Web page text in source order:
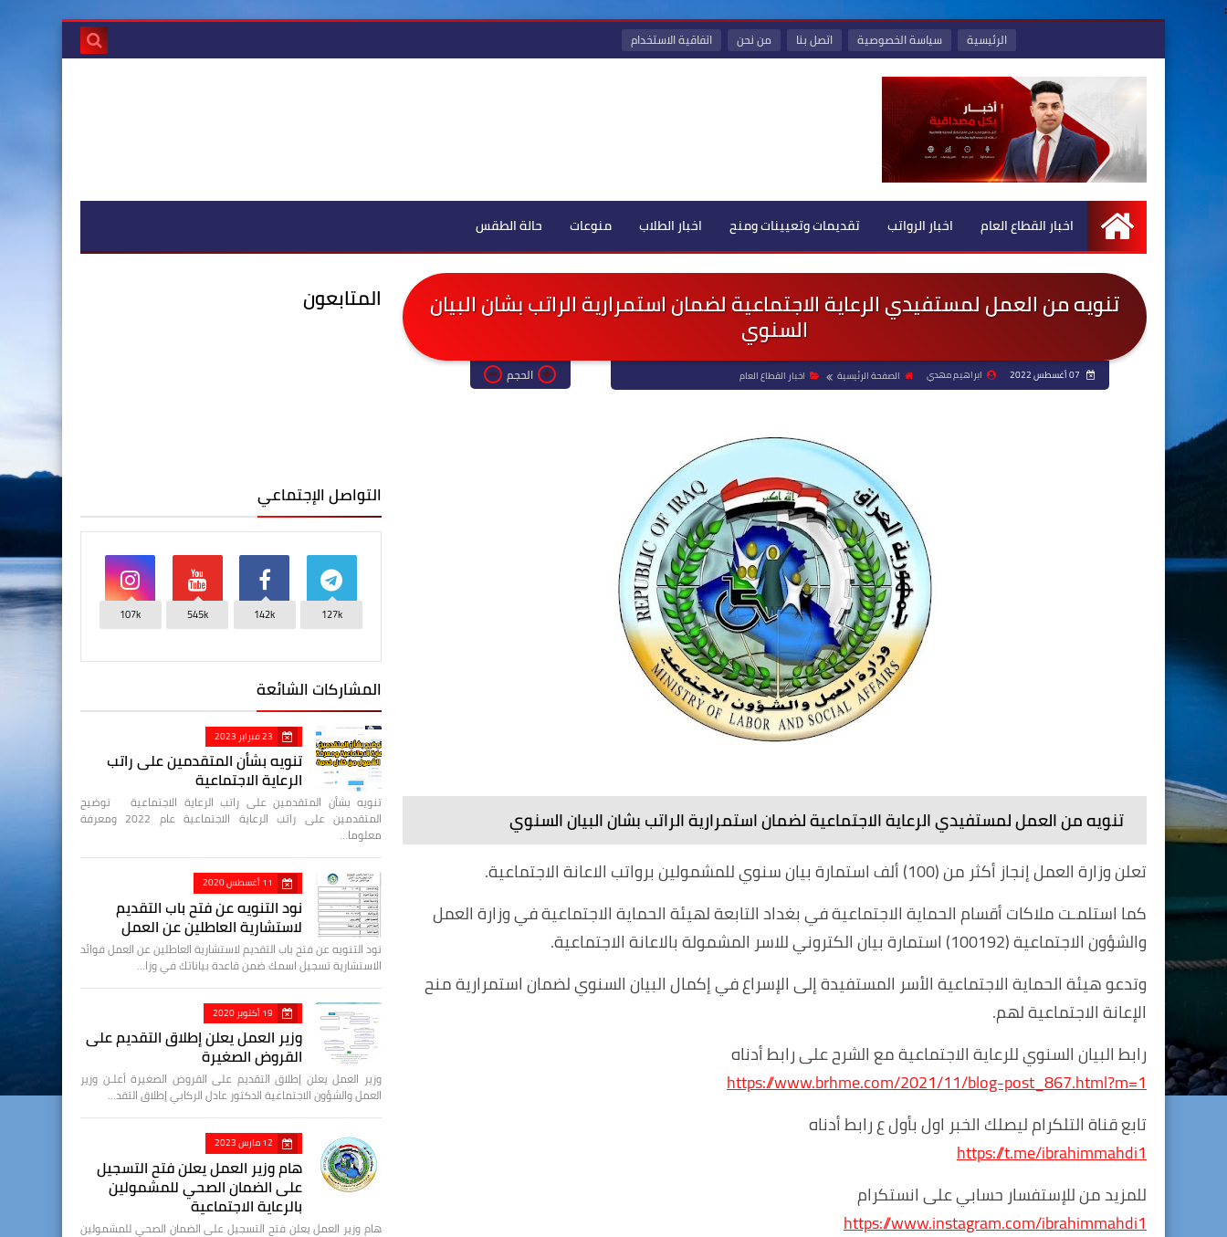
:
الرئيسية سياسة الخصوصية اتصل بنا من نحن اتفاقية الاستخدام
الرئيسية
اخبار القطاع العام اخبار الرواتب تقديمات وتعيينات ومنح اخبار الطلاب منوعات حالة الطقس
تنويه من العمل لمستفيدي الرعاية الاجتماعية لضمان استمرارية الراتب بشان البيان
السنوي
ابراهيم مهدي الصفحة الرئيسية اخبار القطاع العام الحجم
تنويه من العمل لمستفيدي الرعاية الاجتماعية لضمان استمرارية الراتب بشان البيان السنوي
تعلن وزارة العمل إنجاز أكثر من (100) ألف استمارة بيان سنوي للمشمولين برواتب الاعانة الاجتماعية.
كما استلمـت ملاكات أقسام الحماية الاجتماعية في بغداد التابعة لهيئة الحماية الاجتماعية في وزارة العمل
والشؤون الاجتماعية (100192) استمارة بيان الكتروني للاسر المشمولة بالاعانة الاجتماعية.
وتدعو هيئة الحماية الاجتماعية الأسر المستفيدة إلى الإسراع في إكمال البيان السنوي لضمان استمرارية منح
الإعانة الاجتماعية لهم.
رابط البيان السنوي للرعاية الاجتماعية مع الشرح على رابط أدناه
https://www.brhme.com/2021/11/blog-post_867.html?m=1
تابع قناة التلكرام ليصلك الخبر اول بأول ع رابط أدناه
https://t.me/ibrahimmahdi1
للمزيد من للإستفسار حسابي على انستكرام
https://www.instagram.com/ibrahimmahdi1
المتابعون
التواصل الإجتماعي
127k
142k
545k
107k
المشاركات الشائعة
23 فبراير 2023
تنويه بشأن المتقدمين على راتب
الرعاية الاجتماعية
تنويه بشأن المتقدمين على راتب الرعاية الاجتماعية توضيح
المتقدمين على راتب الرعاية الاجتماعية عام 2022 ومعرفة
معلوما…
11 أغسطس 2020
نود التنويه عن فتح باب التقديم
لاستشارية العاطلين عن العمل
نود التنويه عن فتح باب التقديم لاستشارية العاطلين عن العمل فوائد
الاستشارية تسجيل اسمك ضمن قاعدة بياناتك في وزا…
19 أكتوبر 2020
وزير العمل يعلن إطلاق التقديم على
القروض الصغيرة
وزير العمل يعلن إطلاق التقديم على القروض الصغيرة أعلـن وزير
العمل والشؤون الاجتماعية الدكتور عادل الركابي إطلاق التقد…
12 مارس 2023
هام وزير العمل يعلن فتح التسجيل
على الضمان الصحي للمشمولين
بالرعاية الاجتماعية
هام وزير العمل يعلن فتح التسجيل على الضمان الصحي للمشمولين